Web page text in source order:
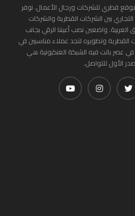
قطري للشركات ورجال الأعمال. نوفر
التجاري بين الشركات القطرية والشركات
العربية. واضعين نصب أعيننا الرقي بجانب
القطرية وتطويره لتجد عملاء مناسبين في
عصر باتت فيه الشبكة العنكبونية هي
الأول للتواصل.